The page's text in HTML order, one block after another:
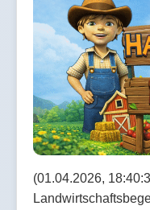
(01.04.2026,